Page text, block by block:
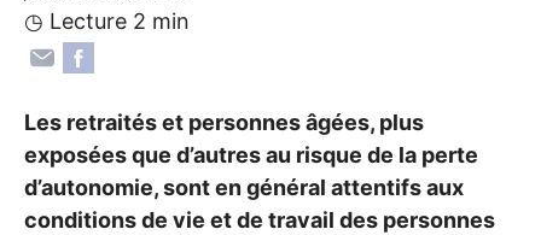
◷ Lecture 2 min
Les retraités et personnes âgées, plus
exposées que d’autres au risque de la perte
d’autonomie, sont en général attentifs aux
conditions de vie et de travail des personnes